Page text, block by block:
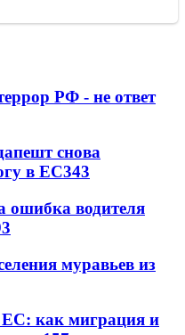
РФ - не ответ
снова
в ЕС343
ошибка водителя
муравьев из
ЕС: как миграция и